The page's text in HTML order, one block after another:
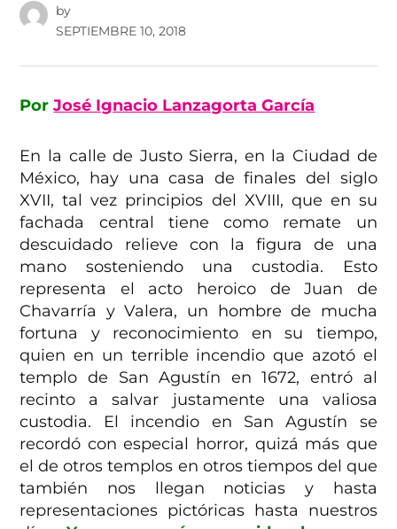
by
SEPTIEMBRE 10, 2018
PorJosé Ignacio Lanzagorta García
En la calle de Justo Sierra, en la Ciudad de
México, hay una casa de finales del siglo
XVII, tal vez principios del XVIII, que en su
fachada central tiene como remate un
descuidado relieve con la figura de una
mano sosteniendo una custodia. Esto
representa el acto heroico de Juan de
Chavarría y Valera, un hombre de mucha
fortuna y reconocimiento en su tiempo,
quien en un terrible incendio que azotó el
templo de San Agustín en 1672, entró al
recinto a salvar justamente una valiosa
custodia. El incendio en San Agustín se
recordó con especial horror, quizá más que
el de otros templos en otros tiempos del que
también nos llegan noticias y hasta
representaciones pictóricas hasta nuestros